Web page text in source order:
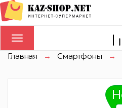
Toggle
navigation
Главная → Смартфоны →